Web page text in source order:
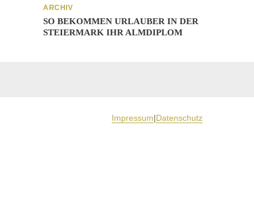
ARCHIV
SO BEKOMMEN URLAUBER IN DER
STEIERMARK IHR ALMDIPLOM
Impressum|Datenschutz